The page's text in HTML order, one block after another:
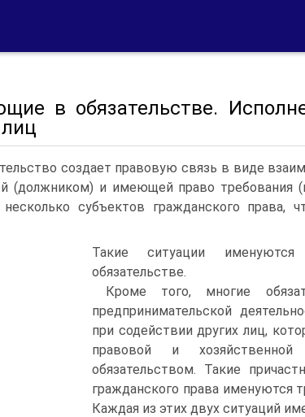
в обязательстве.
создает правовую связь в виде
(должником) и имеющей право требования
субъектов гражданского права,
Такие ситуации
обязательстве.
Кроме того, многие
предпринимательской
при содействии других лиц,
правовой и
обязательством. Такие
гражданского права именуются
Каждая из этих двух ситуаций